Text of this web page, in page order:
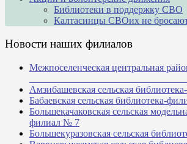
Библиотеки в поддержку СВО
Калтасинцы СВОих не
Новости наших филиалов
Межпоселенческая центральная
Амзибашевская сельская
Бабаевская сельская библиотека-
Большекачаковская сельская
филиал № 7
Большекуразовская сельская